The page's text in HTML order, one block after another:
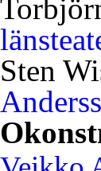
Sten